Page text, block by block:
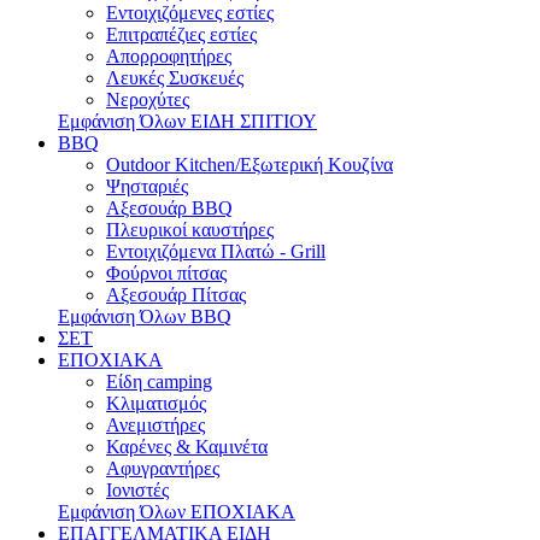
Εντοιχιζόμενες εστίες
Επιτραπέζιες εστίες
Απορροφητήρες
Λευκές Συσκευές
Νεροχύτες
Εμφάνιση Όλων ΕΙΔΗ ΣΠΙΤΙΟΥ
BBQ
Outdoor Kitchen/Εξωτερική Κουζίνα
Ψησταριές
Αξεσουάρ BBQ
Πλευρικοί καυστήρες
Εντοιχιζόμενα Πλατώ - Grill
Φούρνοι πίτσας
Αξεσουάρ Πίτσας
Εμφάνιση Όλων BBQ
ΣΕΤ
ΕΠΟΧΙΑΚΑ
Είδη camping
Κλιματισμός
Ανεμιστήρες
Καρένες & Καμινέτα
Αφυγραντήρες
Ιονιστές
Εμφάνιση Όλων ΕΠΟΧΙΑΚΑ
ΕΠΑΓΓΕΛΜΑΤΙΚΑ ΕΙΔΗ